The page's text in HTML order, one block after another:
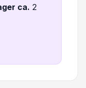
ca. 2